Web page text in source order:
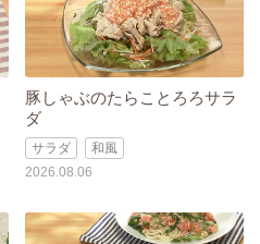
豚しゃぶのたらことろろサラ
ダ
サラダ
和風
2026.08.06